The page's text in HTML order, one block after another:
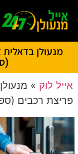
מנעולן
אייל לוק »
פריצת רכבים